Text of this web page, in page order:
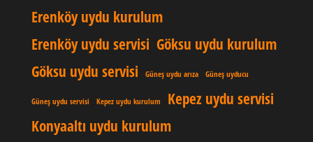
Erenköy uydu kurulum
Erenköy uydu servisi Göksu uydu kurulum
Göksu uydu servisi
Güneş uydu arıza Güneş uyducu
Güneş uydu servisi Kepez uydu kurulum
Kepez uydu servisi
Konyaaltı uydu kurulum